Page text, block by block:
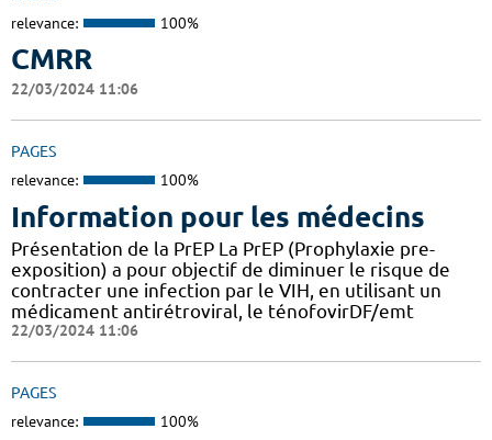
relevance: 100%
CMRR
22/03/2024 11:06
PAGES
relevance: 100%
Information pour les médecins
Présentation de la PrEP La PrEP (Prophylaxie pre-
exposition) a pour objectif de diminuer le risque de
contracter une infection par le VIH, en utilisant un
médicament antirétroviral, le ténofovirDF/emt
22/03/2024 11:06
PAGES
relevance: 100%